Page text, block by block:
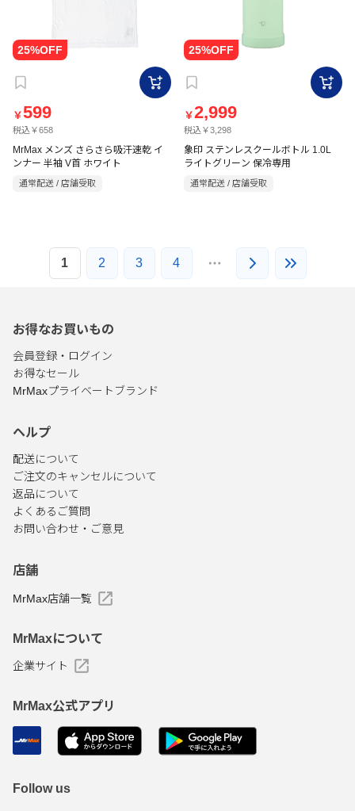
￥599
税込￥658
MrMax メンズ さらさら吸汗速乾 イ
ンナー 半袖 V首 ホワイト
通常配送 / 店舗受取
￥2,999
税込￥3,298
象印 ステンレスクールボトル 1.0L
ライトグリーン 保冷専用
通常配送 / 店舗受取
1 2 3 4
お得なお買いもの
会員登録・ログイン
お得なセール
MrMaxプライベートブランド
ヘルプ
配送について
ご注文のキャンセルについて
返品について
よくあるご質問
お問い合わせ・ご意見
店舗
MrMax店舗一覧
MrMaxについて
企業サイト
MrMax公式アプリ
Follow us